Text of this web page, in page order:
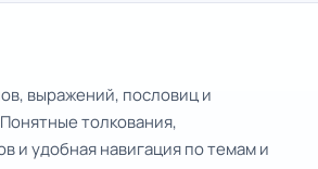
выражений, пословиц и
толкования,
и удобная навигация по темам и